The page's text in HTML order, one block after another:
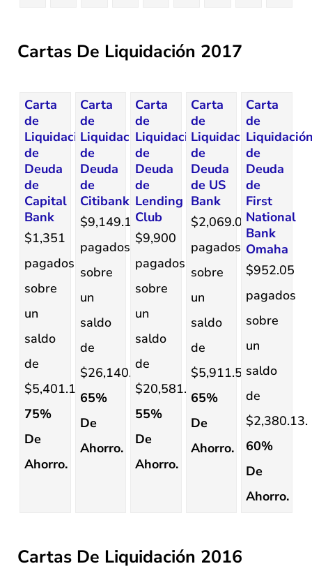
Cartas De Liquidación 2017
Carta
de
Liquidación
de
Deuda
de
Capital
Bank
$1,351
pagados
sobre
un
saldo
de
$5,401.19.
75%
De
Ahorro.
Carta
de
Liquidación
de
Deuda
de
Citibank
$9,149.14
pagados
sobre
un
saldo
de
$26,140.40.
65%
De
Ahorro.
Carta
de
Liquidación
de
Deuda
de
Lending
Club
$9,900
pagados
sobre
un
saldo
de
$20,581.04.
55%
De
Ahorro.
Carta
de
Liquidación
de
Deuda
de US
Bank
$2,069.02
pagados
sobre
un
saldo
de
$5,911.51.
65%
De
Ahorro.
Carta
de
de
Deuda
de
First
National
Bank
Omaha
$952.05
pagados
sobre
un
saldo
de
$2,380.13.
60%
De
Ahorro.
Cartas De Liquidación 2016